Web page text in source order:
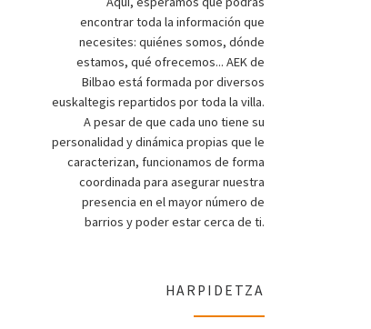
encontrar toda la información que
necesites: quiénes somos, dónde
estamos, qué ofrecemos... AEK de
Bilbao está formada por diversos
euskaltegis repartidos por toda la villa.
A pesar de que cada uno tiene su
personalidad y dinámica propias que le
caracterizan, funcionamos de forma
coordinada para asegurar nuestra
presencia en el mayor número de
barrios y poder estar cerca de ti.
HARPIDETZA